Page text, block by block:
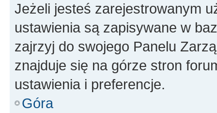
Jeżeli jesteś zarejestrowanym
ustawienia są zapisywane w
zajrzyj do swojego Panelu
znajduje się na górze stron
ustawienia i preferencje.
Góra